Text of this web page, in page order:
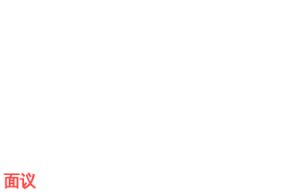
面议